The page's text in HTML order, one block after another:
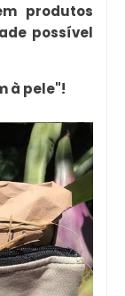
produtos
possível
à pele"!